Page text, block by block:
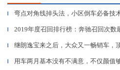
▎ 弯点对角线掉头法，小区倒车必备技
▎ 2019年度召回排行榜：奔驰召回次数
▎ 继朗逸宝来之后，大众又一畅销车，
▎ 用车两月基本没有不满意，不仅颜值